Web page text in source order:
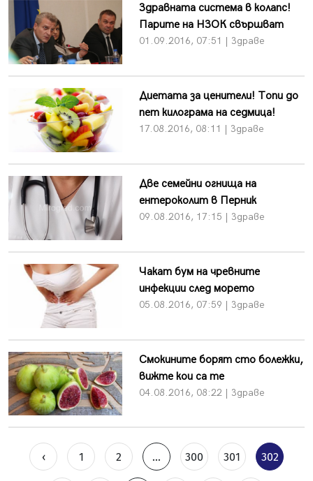
Здравната система в колапс!
Парите на НЗОК свършват
01.09.2016, 07:51 | Здраве
Диетата за ценители! Топи до
пет килограма на седмица!
17.08.2016, 08:11 | Здраве
Две семейни огнища на
ентероколит в Перник
09.08.2016, 17:15 | Здраве
Чакат бум на чревните
инфекции след морето
05.08.2016, 07:59 | Здраве
Смокините борят сто болежки,
вижте кои са те
04.08.2016, 08:22 | Здраве
‹ 1 2 ... 300 301 302